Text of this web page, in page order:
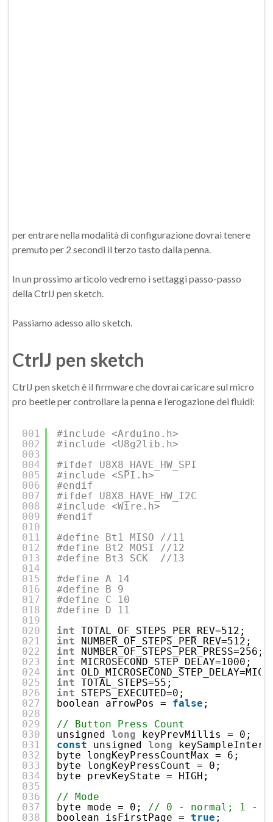
per entrare nella modalità di configurazione dovrai tenere
premuto per 2 secondi il terzo tasto dalla penna.
In un prossimo articolo vedremo i settaggi passo-passo
della CtrlJ pen sketch.
Passiamo adesso allo sketch.
CtrlJ pen sketch
CtrlJ pen sketch è il firmware che dovrai caricare sul micro
pro beetle per controllare la penna e l’erogazione dei fluidi:
001
002
003
004
005
006
007
008
009
010
011
012
013
014
015
016
017
018
019
020
021
022
023
024
025
026
027
028
029
030
031
032
033
034
035
036
037
038
#include <Arduino.h>
#include <U8g2lib.h>
#ifdef U8X8_HAVE_HW_SPI
#include <SPI.h>
#endif
#ifdef U8X8_HAVE_HW_I2C
#include <Wire.h>
#endif
#define Bt1 MISO //11
#define Bt2 MOSI //12
#define Bt3 SCK  //13
#define A 14
#define B 9
#define C 10
#define D 11
int TOTAL_OF_STEPS_PER_REV=512;
int
NUMBER_OF_STEPS_PER_REV=512;
int
NUMBER_OF_STEPS_PER_PRESS=256;
int MICROSECOND_STEP_DELAY=1000;
int
int TOTAL_STEPS=55;
int
STEPS_EXECUTED=0;
boolean arrowPos = false ;
// Button Press Count
unsigned long
keyPrevMillis = 0;
const
unsigned long
byte longKeyPressCountMax = 6;
byte longKeyPressCount = 0;
byte prevKeyState = HIGH;
// Mode
byte mode = 0;
// 0 - normal; 1 -
boolean isFirstPage = true ;